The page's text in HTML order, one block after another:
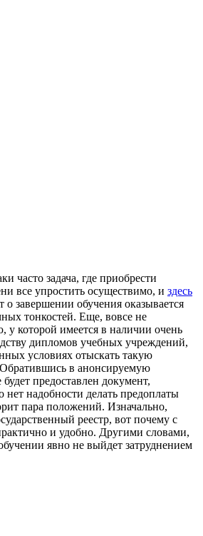
часто задача, где приобрести
все упростить осуществимо, и здесь
завершении обучения оказывается
тонкостей. Еще, вовсе не
у которой имеется в наличии очень
дипломов учебных учреждений,
условиях отыскать такую
в анонсируемую
предоставлен документ,
надобности делать предоплаты
пара положений. Изначально,
реестр, вот почему с
и удобно. Другими словами,
явно не выйдет затруднением